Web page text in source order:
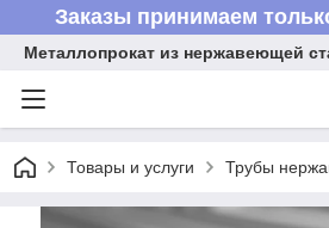
Заказы принимаем
Металлопрокат из нержавеющей
Товары и услуги Трубы